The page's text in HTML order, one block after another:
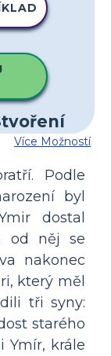
Více Možností
Podle
byl
dostal
od něj se
nakonec
který měl
tři syny:
starého
Ymír, krále